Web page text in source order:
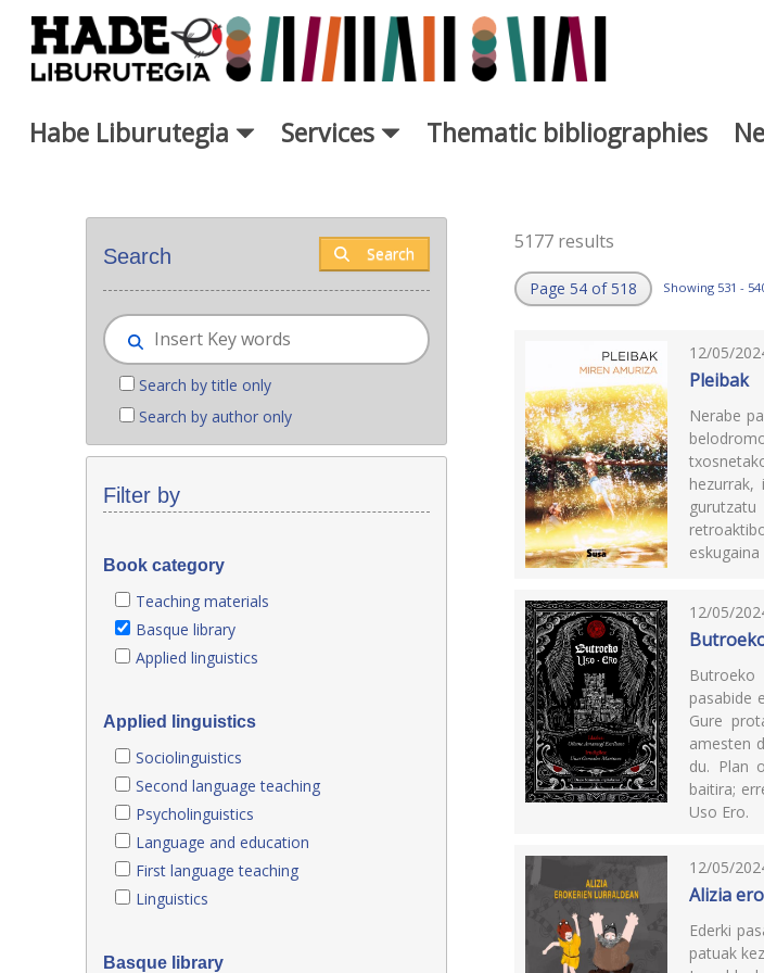
Skip to Main Content
Habe Liburutegia Services Thematic bibliographies
Search Search
Search by title only
Search by author only
Filter by
Book category
Teaching materials
Basque library
Applied linguistics
Applied linguistics
Sociolinguistics
Second language teaching
Psycholinguistics
Language and education
First language teaching
Linguistics
Basque library
5177 results
Page 54 of 518 Showing 531 -
12/05/
Pleibak
Nerabe
12/05/
Butroeko
pasabide
Gure
amesten
du. Plan
baitira;
Uso Ero.
12/05/
Alizia
Ederki
patuak